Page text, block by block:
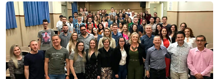
Editora
Rádio
Museu